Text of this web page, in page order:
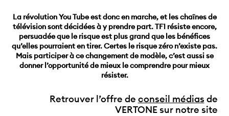
La révolution You Tube est donc en marche, et les chaînes de
télévision sont décidées à y prendre part. TF1 résiste encore,
persuadée que le risque est plus grand que les bénéfices
qu’elles pourraient en tirer. Certes le risque zéro n’existe pas.
Mais participer à ce changement de modèle, c’est aussi se
donner l’opportunité de mieux le comprendre pour mieux
résister.
Retrouver l’offre de conseil médias de
VERTONE sur notre site